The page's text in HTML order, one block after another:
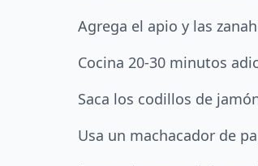
Agrega el apio y las
Cocina 20-30 minutos
Saca los codillos de
Usa un machacador de